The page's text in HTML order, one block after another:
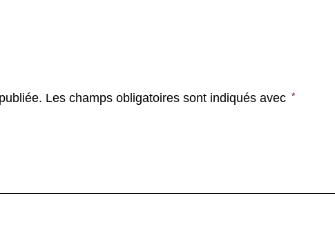
Les champs obligatoires sont indiqués avec *